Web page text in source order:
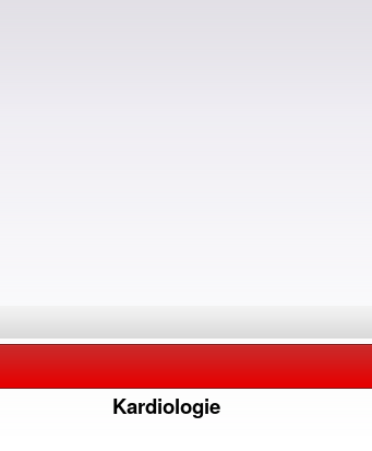
Kardiologie